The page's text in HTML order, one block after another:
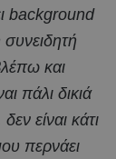
background
και
πάλι δικιά
είναι κάτι
περνάει